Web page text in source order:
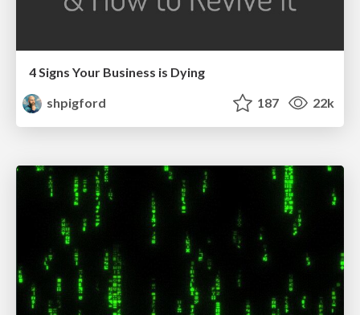
4 Signs Your Business is Dying
shpigford
187 22k